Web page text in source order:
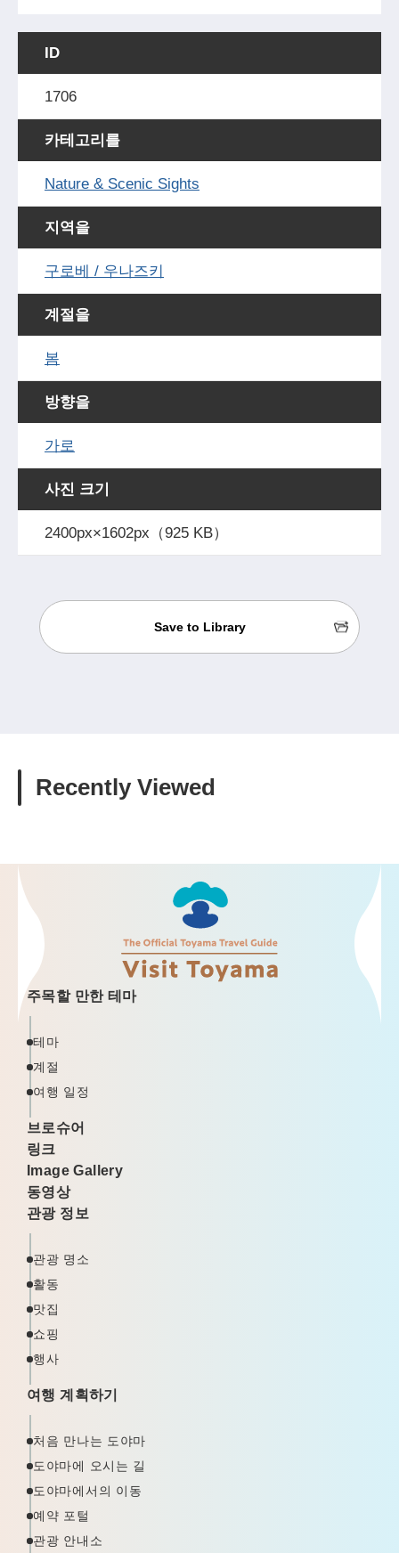
ID
1706
카테고리를
Nature & Scenic Sights
지역을
구로베 / 우나즈키
계절을
봄
방향을
가로
사진 크기
2400px×1602px（925 KB）
Save to Library
Recently Viewed
주목할 만한 테마
테마
계절
여행 일정
브로슈어
링크
Image Gallery
동영상
관광 정보
관광 명소
활동
맛집
쇼핑
행사
여행 계획하기
처음 만나는 도야마
도야마에 오시는 길
도야마에서의 이동
예약 포털
관광 안내소